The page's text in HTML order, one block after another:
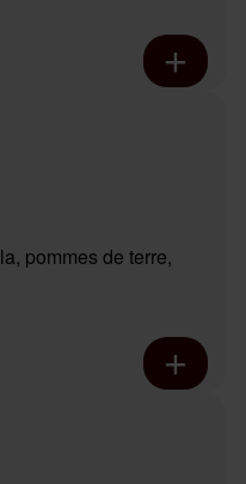
pommes de terre,